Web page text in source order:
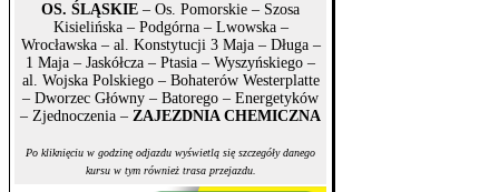
OS. ŚLĄSKIE – Os. Pomorskie – Szosa
Kisielińska – Podgórna – Lwowska –
Wrocławska – al. Konstytucji 3 Maja – Długa –
1 Maja – Jaskółcza – Ptasia – Wyszyńskiego –
al. Wojska Polskiego – Bohaterów Westerplatte
– Dworzec Główny – Batorego – Energetyków
– Zjednoczenia – ZAJEZDNIA CHEMICZNA
Po kliknięciu w godzinę odjazdu wyświetlą się szczegóły danego
kursu w tym również trasa przejazdu.